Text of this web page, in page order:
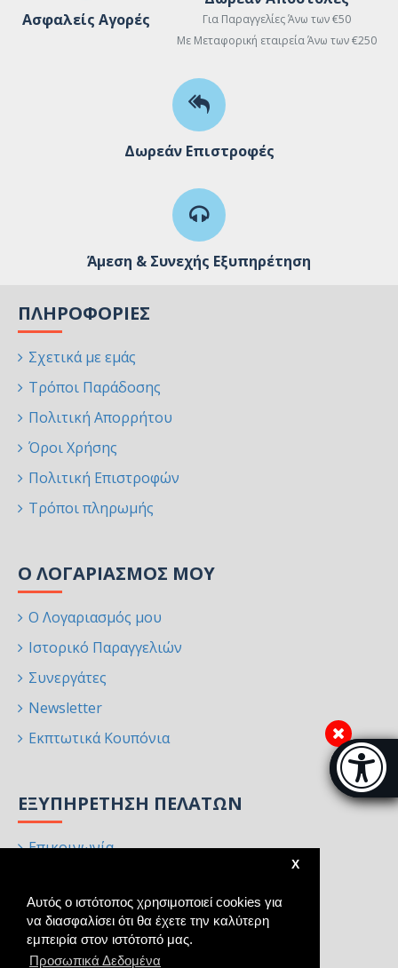
Αυτός ο ιστότοπος χρησιμοποιεί cookies για
να διασφαλίσει ότι θα έχετε την καλύτερη
εμπειρία στον ιστότοπό μας.
Προσωπικά Δεδομένα
X
Μπάρα
Ασφαλείς Αγορές
Για Παραγγελίες Άνω των €50
Με Μεταφορική εταιρεία Άνω των €250
Δωρεάν Επιστροφές
Άμεση & Συνεχής Εξυπηρέτηση
ΠΛΗΡΟΦΟΡΊΕΣ
Σχετικά με εμάς
Τρόποι Παράδοσης
Πολιτική Απορρήτου
Όροι Χρήσης
Πολιτική Επιστροφών
Τρόποι πληρωμής
Ο ΛΟΓΑΡΙΑΣΜΌΣ ΜΟΥ
Ο Λογαριασμός μου
Ιστορικό Παραγγελιών
Συνεργάτες
Newsletter
Εκπτωτικά Κουπόνια
ΕΞΥΠΗΡΈΤΗΣΗ ΠΕΛΑΤΏΝ
Επικοινωνία
Χάρτης Ιστότοπου
Κατασκευαστές